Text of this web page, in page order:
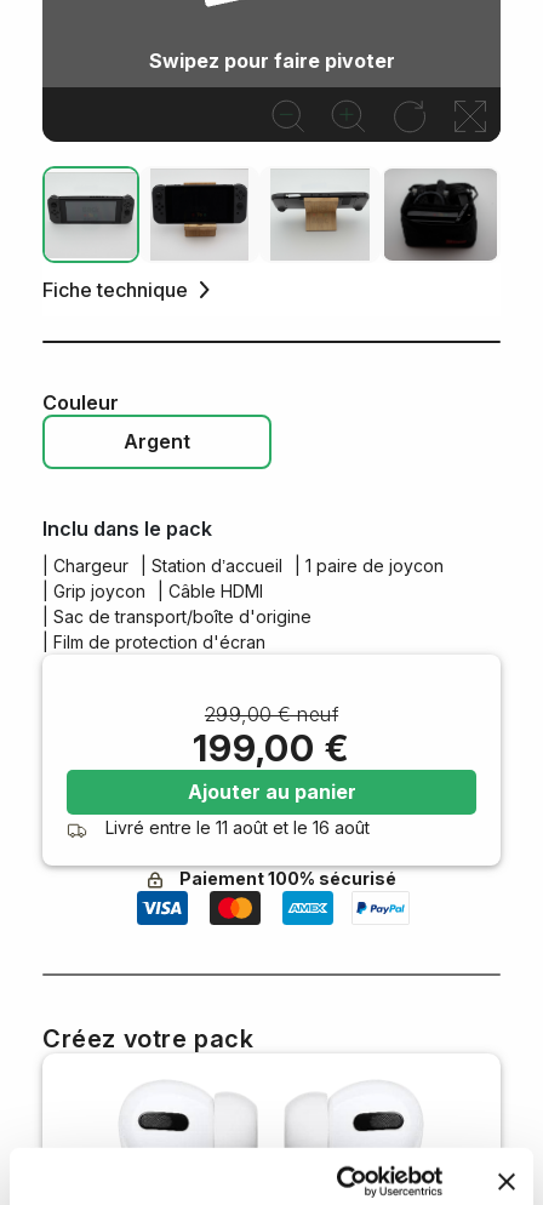
Swipez pour faire pivoter
Fiche technique
Couleur
Argent
Inclu dans le pack
| Chargeur | Station d’accueil
| 1 paire de joycon
| Grip joycon
| Câble HDMI
| Sac de transport/boîte d'origine
| Film de protection d'écran
299,00 € neuf
199,00 €
Ajouter au panier
Livré entre le 11 août et le 16 août
Paiement 100% sécurisé
Créez votre pack